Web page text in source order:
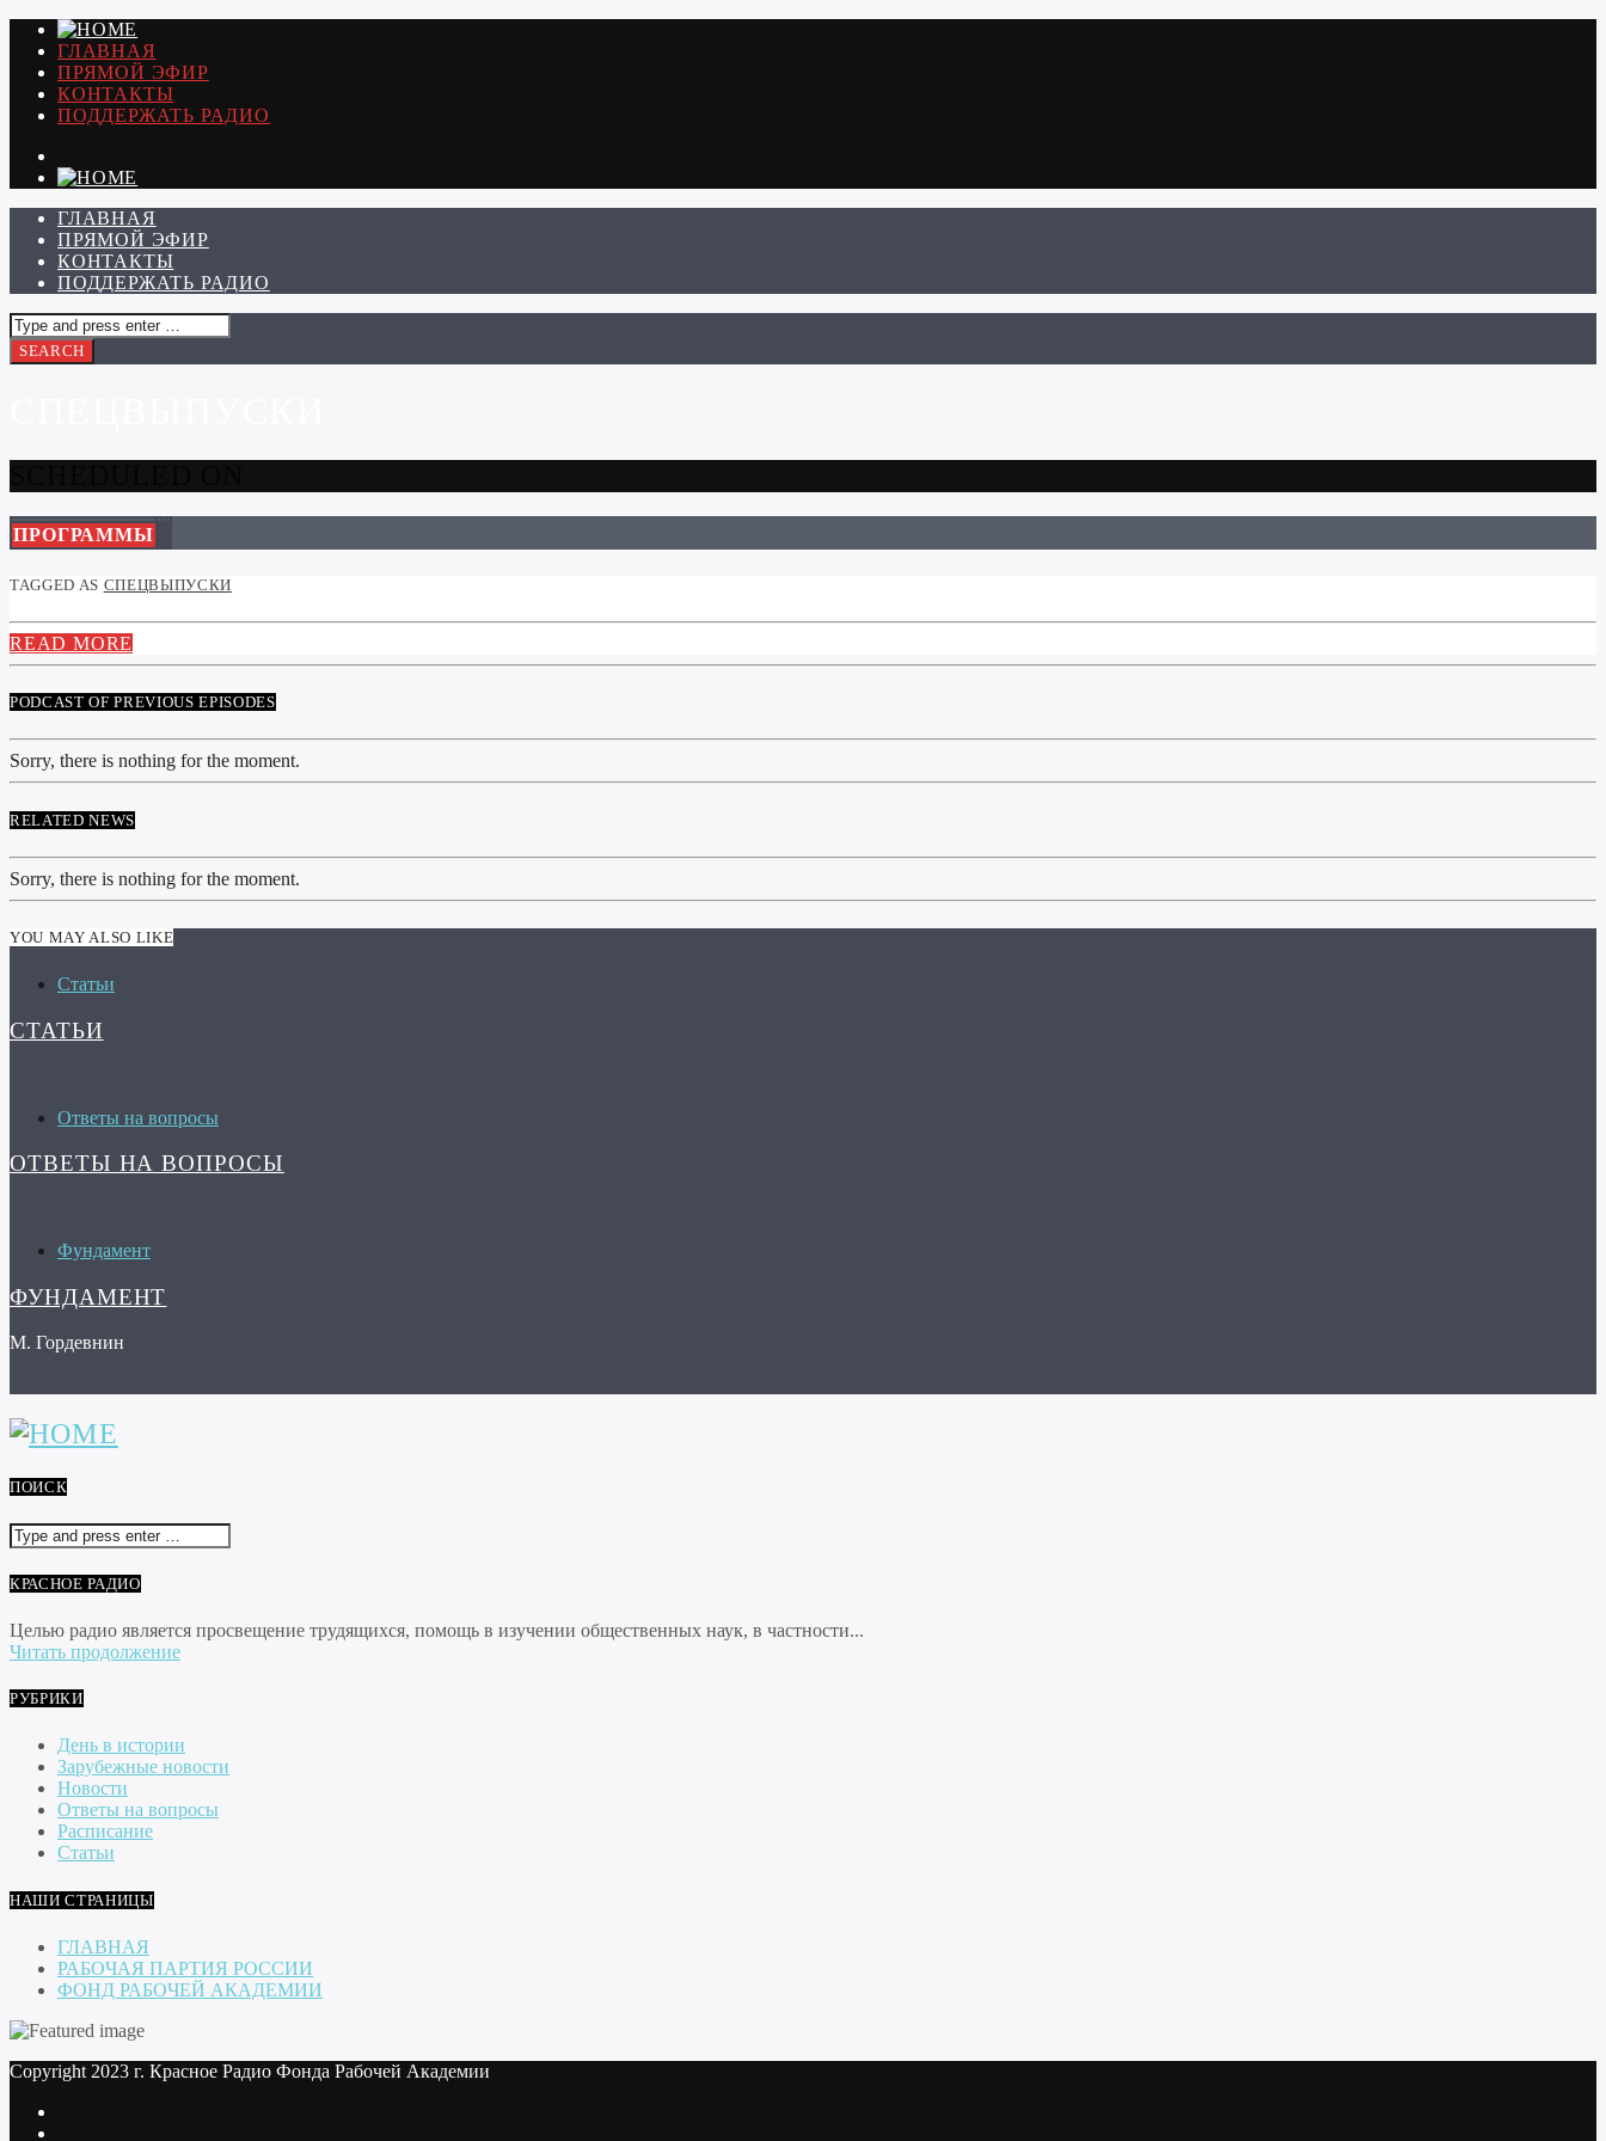
ГЛАВНАЯ
ПРЯМОЙ ЭФИР
КОНТАКТЫ
ПОДДЕРЖАТЬ РАДИО
ГЛАВНАЯ
ПРЯМОЙ ЭФИР
КОНТАКТЫ
ПОДДЕРЖАТЬ РАДИО
ПРОГРАММЫ
TAGGED AS СПЕЦВЫПУСКИ
READ MORE
PODCAST OF PREVIOUS EPISODES
Sorry, there is nothing for the moment.
RELATED NEWS
Sorry, there is nothing for the moment.
YOU MAY ALSO LIKE
Статьи
СТАТЬИ
Ответы на вопросы
ОТВЕТЫ НА ВОПРОСЫ
Фундамент
ФУНДАМЕНТ
М. Гордевнин
ПОИСК
КРАСНОЕ РАДИО
Целью радио является просвещение трудящихся, помощь в изучении общественных наук, в частности...
Читать продолжение
РУБРИКИ
День в истории
Зарубежные новости
Новости
Ответы на вопросы
Расписание
Статьи
НАШИ СТРАНИЦЫ
ГЛАВНАЯ
РАБОЧАЯ ПАРТИЯ РОССИИ
ФОНД РАБОЧЕЙ АКАДЕМИИ
Copyright 2023 г. Красное Радио Фонда Рабочей Академии